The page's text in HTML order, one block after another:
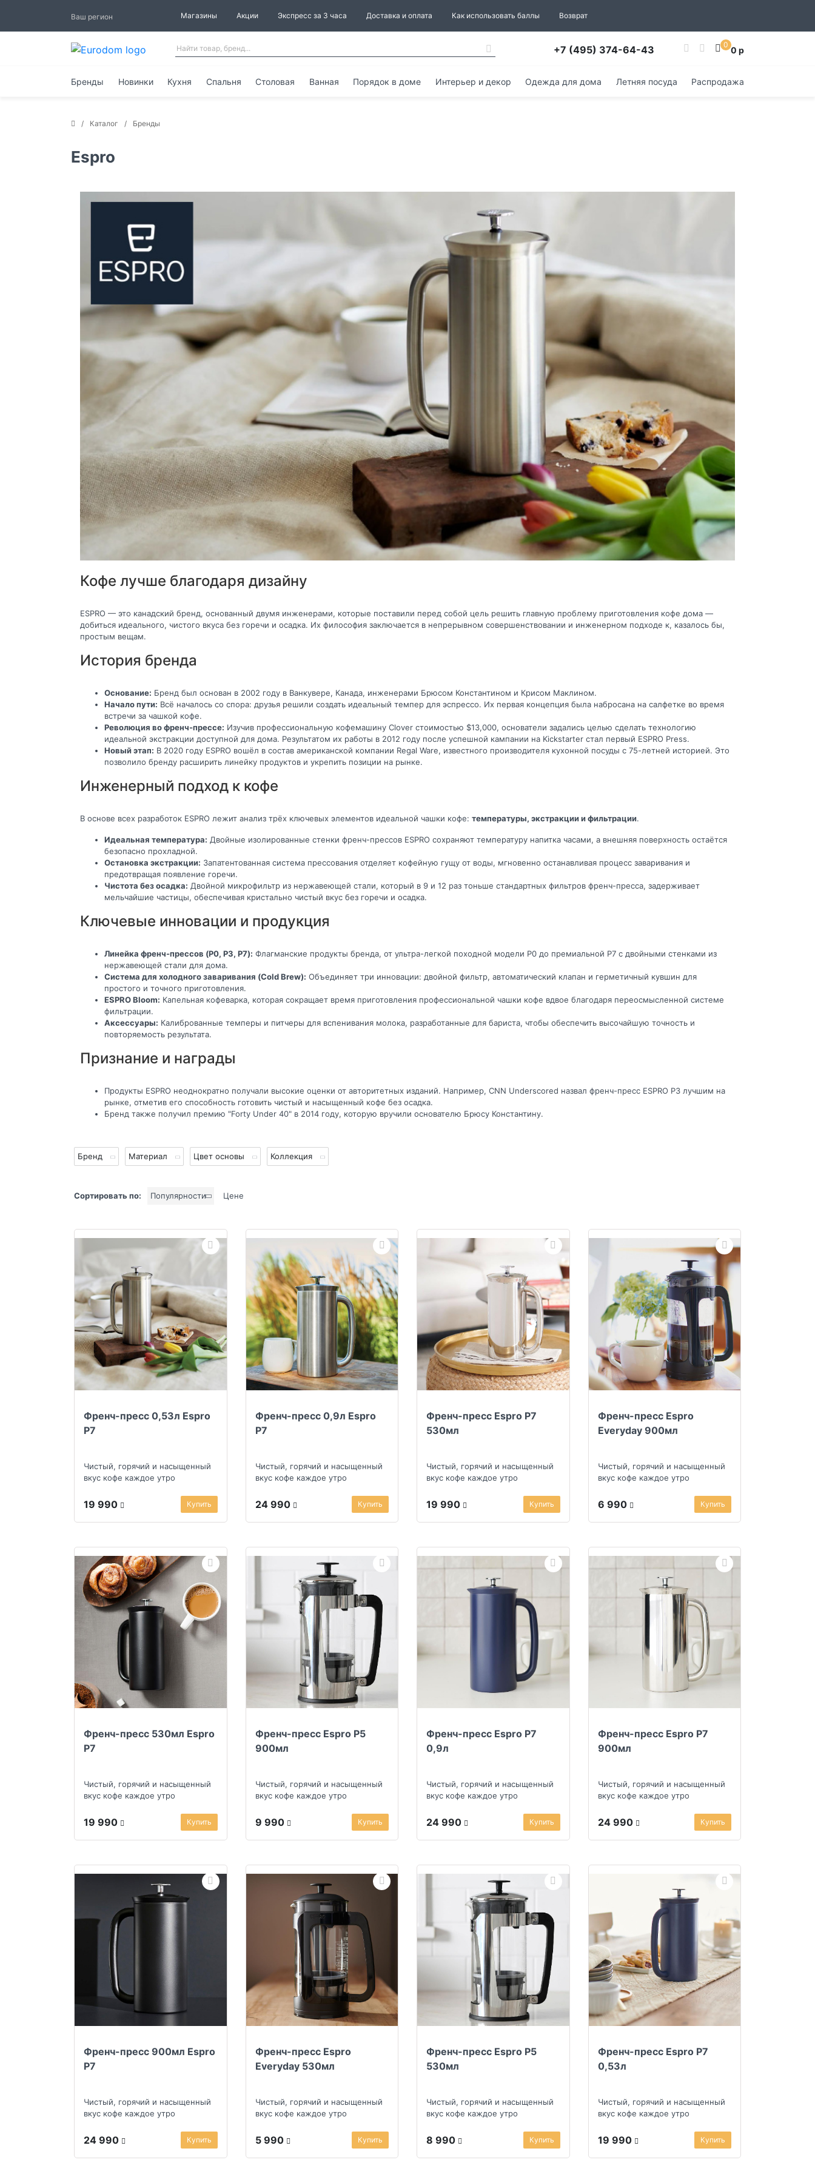
Ваш регион Магазины Акции Экспресс за 3 часа Доставка и оплата Как использовать баллы Возврат
+7 (495) 374-64-43 0 0 р
Бренды Новинки Кухня Спальня Столовая Ванная Порядок в доме Интерьер и декор Одежда для дома Летняя посуда Распродажа
Каталог Бренды
Espro
Кофе лучше благодаря дизайну
ESPRO — это канадский бренд, основанный двумя инженерами, которые поставили перед собой цель решить главную проблему приготовления кофе дома —
добиться идеального, чистого вкуса без горечи и осадка. Их философия заключается в непрерывном совершенствовании и инженерном подходе к, казалось бы,
простым вещам.
История бренда
Основание: Бренд был основан в 2002 году в Ванкувере, Канада, инженерами Брюсом Константином и Крисом Маклином.
Начало пути: Всё началось со спора: друзья решили создать идеальный темпер для эспрессо. Их первая концепция была набросана на салфетке во время
встречи за чашкой кофе.
Революция во френч-прессе: Изучив профессиональную кофемашину Clover стоимостью $13,000, основатели задались целью сделать технологию
идеальной экстракции доступной для дома. Результатом их работы в 2012 году после успешной кампании на Kickstarter стал первый ESPRO Press.
Новый этап: В 2020 году ESPRO вошёл в состав американской компании Regal Ware, известного производителя кухонной посуды с 75-летней историей. Это
позволило бренду расширить линейку продуктов и укрепить позиции на рынке.
Инженерный подход к кофе
В основе всех разработок ESPRO лежит анализ трёх ключевых элементов идеальной чашки кофе: температуры, экстракции и фильтрации.
Идеальная температура: Двойные изолированные стенки френч-прессов ESPRO сохраняют температуру напитка часами, а внешняя поверхность остаётся
безопасно прохладной.
Остановка экстракции: Запатентованная система прессования отделяет кофейную гущу от воды, мгновенно останавливая процесс заваривания и
предотвращая появление горечи.
Чистота без осадка: Двойной микрофильтр из нержавеющей стали, который в 9 и 12 раз тоньше стандартных фильтров френч-пресса, задерживает
мельчайшие частицы, обеспечивая кристально чистый вкус без горечи и осадка.
Ключевые инновации и продукция
Линейка френч-прессов (P0, P3, P7): Флагманские продукты бренда, от ультра-легкой походной модели P0 до премиальной P7 с двойными стенками из
нержавеющей стали для дома.
Система для холодного заваривания (Cold Brew): Объединяет три инновации: двойной фильтр, автоматический клапан и герметичный кувшин для
простого и точного приготовления.
ESPRO Bloom: Капельная кофеварка, которая сокращает время приготовления профессиональной чашки кофе вдвое благодаря переосмысленной системе
фильтрации.
Аксессуары: Калиброванные темперы и питчеры для вспенивания молока, разработанные для бариста, чтобы обеспечить высочайшую точность и
повторяемость результата.
Признание и награды
Продукты ESPRO неоднократно получали высокие оценки от авторитетных изданий. Например, CNN Underscored назвал френч-пресс ESPRO P3 лучшим на
рынке, отметив его способность готовить чистый и насыщенный кофе без осадка.
Бренд также получил премию "Forty Under 40" в 2014 году, которую вручили основателю Брюсу Константину.
Бренд Материал Цвет основы Коллекция
Сортировать по: Популярности Цене
Френч-пресс 0,53л Espro
P7
Чистый, горячий и насыщенный
вкус кофе каждое утро
19 990 Купить
Френч-пресс 0,9л Espro
P7
Чистый, горячий и насыщенный
вкус кофе каждое утро
24 990 Купить
Френч-пресс Espro P7
530мл
Чистый, горячий и насыщенный
вкус кофе каждое утро
19 990 Купить
Френч-пресс Espro
Everyday 900мл
Чистый, горячий и насыщенный
вкус кофе каждое утро
6 990 Купить
Френч-пресс 530мл Espro
P7
Чистый, горячий и насыщенный
вкус кофе каждое утро
19 990 Купить
Френч-пресс Espro P5
900мл
Чистый, горячий и насыщенный
вкус кофе каждое утро
9 990 Купить
Френч-пресс Espro P7
0,9л
Чистый, горячий и насыщенный
вкус кофе каждое утро
24 990 Купить
Френч-пресс Espro P7
900мл
Чистый, горячий и насыщенный
вкус кофе каждое утро
24 990 Купить
Френч-пресс 900мл Espro
P7
Чистый, горячий и насыщенный
вкус кофе каждое утро
24 990 Купить
Френч-пресс Espro
Everyday 530мл
Чистый, горячий и насыщенный
вкус кофе каждое утро
5 990 Купить
Френч-пресс Espro P5
530мл
Чистый, горячий и насыщенный
вкус кофе каждое утро
8 990 Купить
Френч-пресс Espro P7
0,53л
Чистый, горячий и насыщенный
вкус кофе каждое утро
19 990 Купить